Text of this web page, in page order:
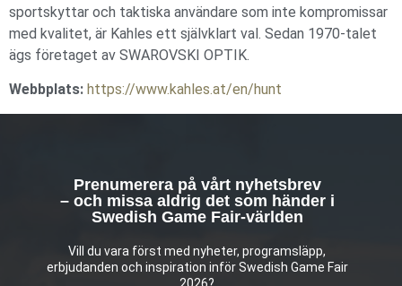
sportskyttar och taktiska användare som inte kompromissar
med kvalitet, är Kahles ett självklart val. Sedan 1970-talet
ägs företaget av SWAROVSKI OPTIK.
Webbplats: https://www.kahles.at/en/hunt
Prenumerera på vårt nyhetsbrev
– och missa aldrig det som händer i
Swedish Game Fair-världen
Vill du vara först med nyheter, programsläpp,
erbjudanden och inspiration inför Swedish Game Fair
2026?